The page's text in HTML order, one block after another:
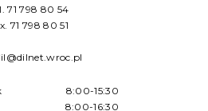
71 798 80 54
71 798 80 51
8:00-15:30
8:00-16:30